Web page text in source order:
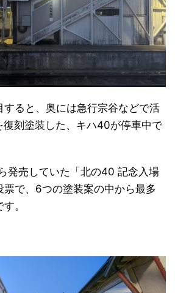
すると、奥には急行宗谷などで活
刻塗装した、キハ40が停車中で
発売していた「北の40 記念入場
票で、6つの塗装案の中から最多
。